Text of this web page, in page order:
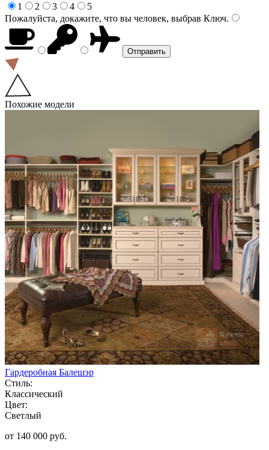
1
2 3 4
5
Пожалуйста, докажите, что вы человек, выбрав Ключ.
Похожие модели
Гардеробная Балешэр
Стиль:
Классический
Цвет:
Светлый
от 140 000 руб.